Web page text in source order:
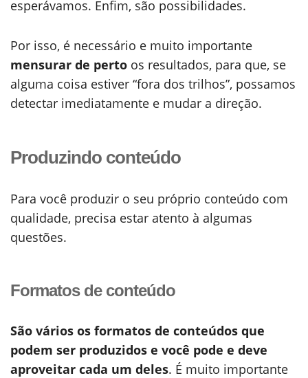
esperávamos. Enfim, são possibilidades.
Por isso, é necessário e muito importante
mensurar de perto os resultados, para que, se
alguma coisa estiver “fora dos trilhos”, possamos
detectar imediatamente e mudar a direção.
Produzindo conteúdo
Para você produzir o seu próprio conteúdo com
qualidade, precisa estar atento à algumas
questões.
Formatos de conteúdo
São vários os formatos de conteúdos que
podem ser produzidos e você pode e deve
aproveitar cada um deles. É muito importante